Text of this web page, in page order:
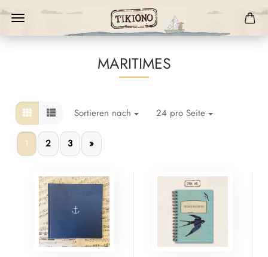
MARITIMES
Sortieren nach 24 pro Seite
1 2 3 »